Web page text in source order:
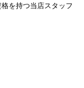
を持つ当店スタッフ